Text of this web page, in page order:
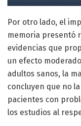
Por otro lado, el
memoria presentó
evidencias que
un efecto
adultos sanos, la
concluyen que no
pacientes con
los estudios al